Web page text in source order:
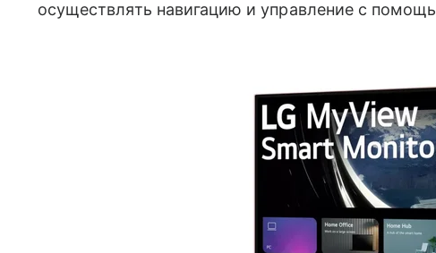
осуществлять навигацию и управление с